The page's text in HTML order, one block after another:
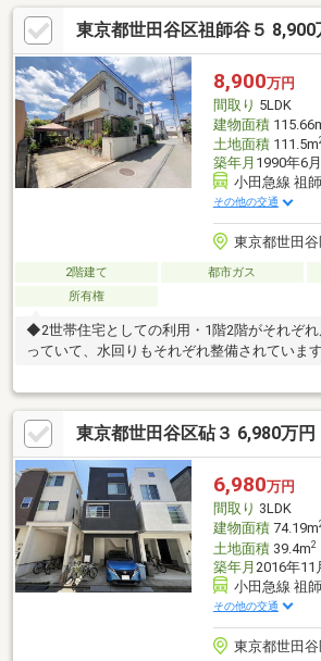
東京都世田谷区祖師谷５ 8,900
8,900万円
間取り 5LDK
建物面積
土地面積111.5m
築年月 1990年6
小田急線 祖
その他の交通
東京都世田谷
2階建て 都市ガス
所有権
◆2世帯住宅としての利用・1階2階がそれぞ
っていて、水回りもそれぞれ整備されています
東京都世田谷区砧３ 6,980万円
6,980万円
間取り 3LDK
建物面積74.19m
土地面積39.4m2
築年月 2016年11
小田急線 祖
その他の交通
東京都世田谷